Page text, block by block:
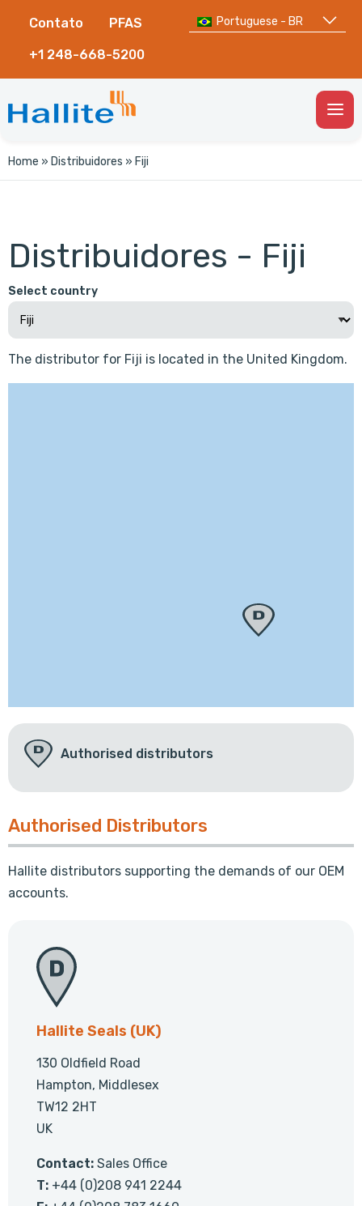
Contato PFAS
+1 248-668-5200
Portuguese - BR
Home » Distribuidores » Fiji
Distribuidores - Fiji
Select country
The distributor for Fiji is located in the United Kingdom.
Authorised distributors
Authorised Distributors
Hallite distributors supporting the demands of our OEM
accounts.
Hallite Seals (UK)
130 Oldfield Road
Hampton, Middlesex
TW12 2HT
UK
Contact: Sales Office
T: +44 (0)208 941 2244